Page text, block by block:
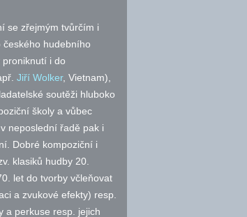
se zřejmým tvůrčím i
hudebního
proniknutí i do
Jiří Wolker, Vietnam),
soutěži hluboko
školy a vůbec
neposlední řadě pak i
Dobré kompoziční i
klasiků hudby 20.
let do tvorby včleňovat
a zvukové efekty) resp.
a perkuse resp.
jejich